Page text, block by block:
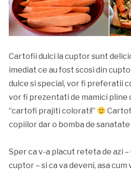
Cartofii dulci la cuptor sunt
imediat ce au fost scosi din
dulce si special, vor fi preferatii
vor fi prezentati de mamici pline
“cartofi prajiti colorati!”
copiilor dar o bomba de
Sper ca v-a placut reteta de azi
cuptor – si ca va deveni, asa cum